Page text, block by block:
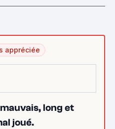
appréciée
long et
joué.